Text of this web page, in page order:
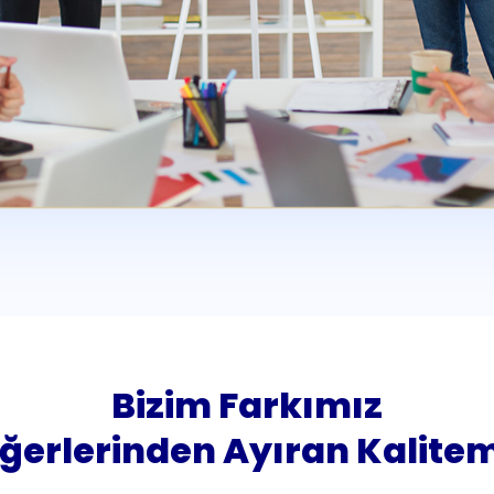
Bizim Farkımız
Ayıran